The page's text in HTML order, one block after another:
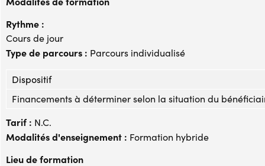
Rythme :
Cours de jour
Type de parcours : Parcours individualisé
Dispositif
Financements à déterminer selon la situation du
Tarif : N.C.
Modalités d'enseignement : Formation hybride
Lieu de formation